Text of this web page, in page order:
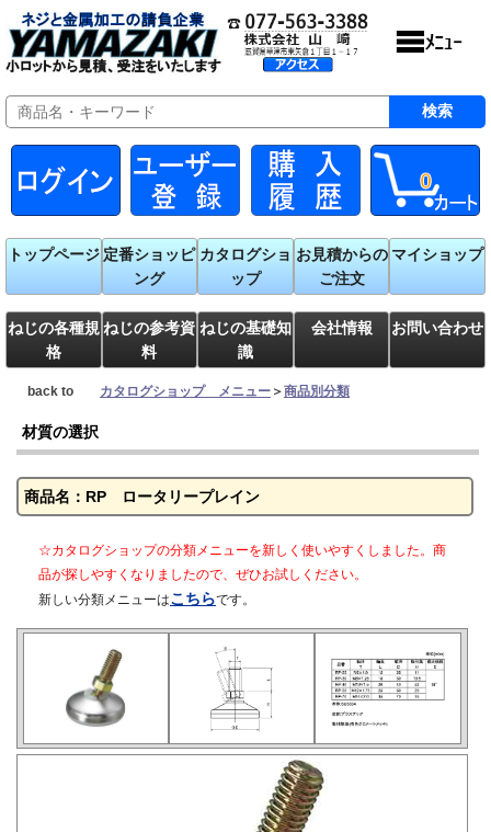
0
トップページ 定番ショッピ
ング
カタログショ
ップ
お見積からの
ご注文
マイショップ
ねじの各種規
格
ねじの参考資
料
ねじの基礎知
識
会社情報 お問い合わせ
back to カタログショップ メニュー ＞商品別分類
材質の選択
商品名：RP ロータリープレイン
☆カタログショップの分類メニューを新しく使いやすくしました。商
品が探しやすくなりましたので、ぜひお試しください。
新しい分類メニューはこちらです。